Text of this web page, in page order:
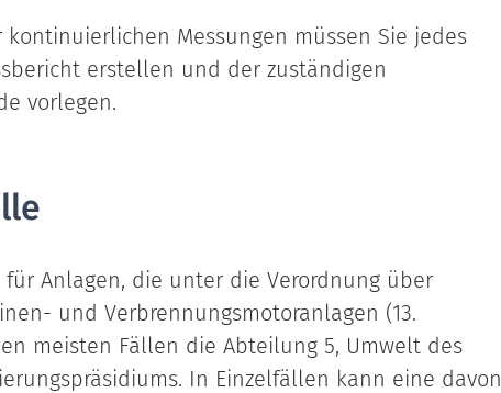
kontinuierlichen Messungen müssen Sie jedes
erstellen und der zuständigen
vorlegen.
für Anlagen, die unter die Verordnung über
und Verbrennungsmotoranlagen (13.
meisten Fällen die Abteilung 5, Umwelt des
In Einzelfällen kann eine davon